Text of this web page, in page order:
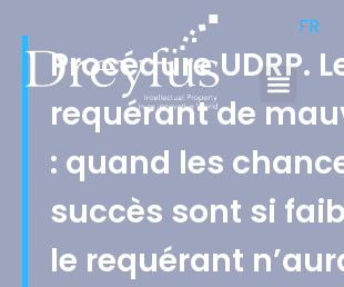
FR
Procédure UDRP.
requérant de
: quand les
succès sont si
le requérant